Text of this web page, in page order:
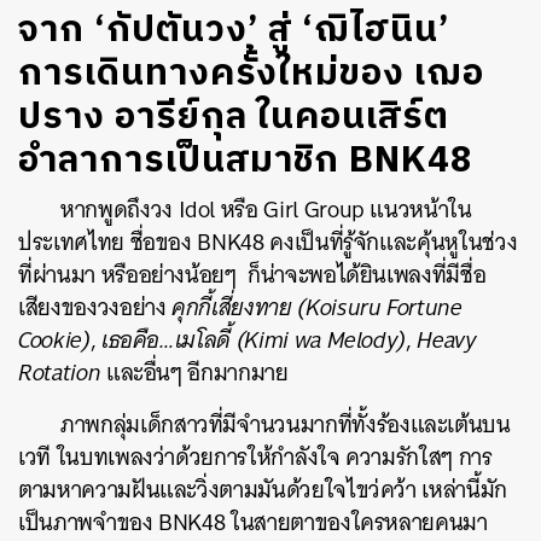
จาก ‘กัปตันวง’ สู่ ‘ฌิไฮนิน’
การเดินทางครั้งใหม่ของ เฌอ
ปราง อารีย์กุล ในคอนเสิร์ต
อำลาการเป็นสมาชิก BNK48
หากพูดถึงวง Idol หรือ Girl Group แนวหน้าใน
ประเทศไทย ชื่อของ BNK48 คงเป็นที่รู้จักและคุ้นหูในช่วง
ที่ผ่านมา หรืออย่างน้อยๆ ก็น่าจะพอได้ยินเพลงที่มีชื่อ
เสียงของวงอย่างคุกกี้เสี่ยงทาย (Koisuru Fortune
Cookie),เธอคือ…เมโลดี้ (Kimi wa Melody),Heavy
Rotationและอื่นๆ อีกมากมาย
ภาพกลุ่มเด็กสาวที่มีจำนวนมากที่ทั้งร้องและเต้นบน
เวที ในบทเพลงว่าด้วยการให้กำลังใจ ความรักใสๆ การ
ตามหาความฝันและวิ่งตามมันด้วยใจไขว่คว้า เหล่านี้มัก
เป็นภาพจำของ BNK48 ในสายตาของใครหลายคนมา